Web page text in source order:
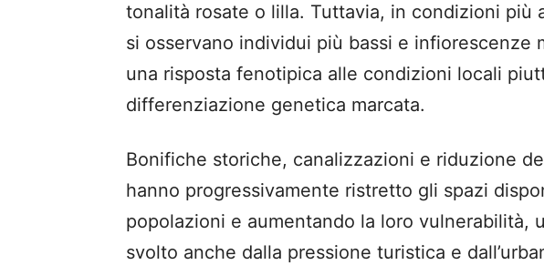
tonalità rosate o lilla. Tuttavia, in condizioni più
si osservano individui più bassi e infiorescenze
una risposta fenotipica alle condizioni locali
differenziazione genetica marcata.
Bonifiche storiche, canalizzazioni e riduzione
hanno progressivamente ristretto gli spazi
popolazioni e aumentando la loro vulnerabilità,
svolto anche dalla pressione turistica e